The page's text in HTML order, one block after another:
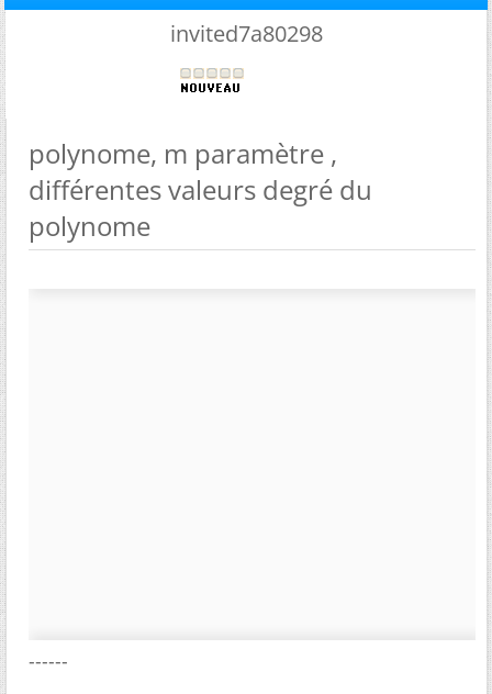
invited7a80298
polynome, m paramètre ,
différentes valeurs degré du
polynome
------